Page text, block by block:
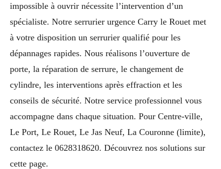
impossible à ouvrir nécessite l’intervention d’un
spécialiste. Notre serrurier urgence Carry le Rouet met
à votre disposition un serrurier qualifié pour les
dépannages rapides. Nous réalisons l’ouverture de
porte, la réparation de serrure, le changement de
cylindre, les interventions après effraction et les
conseils de sécurité. Notre service professionnel vous
accompagne dans chaque situation. Pour Centre-ville,
Le Port, Le Rouet, Le Jas Neuf, La Couronne (limite),
contactez le 0628318620. Découvrez nos solutions sur
cette page.